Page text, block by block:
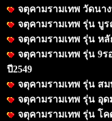
จตุคามรามเทพ วัดนาง
จตุคามรามเทพ รุ่น บูร
จตุคามรามเทพ รุ่น หลั
จตุคามรามเทพ รุ่น 9
ปี2549
จตุคามรามเทพ รุ่น สม
จตุคามรามเทพ รุ่น อุด
จตุคามรามเทพ รุ่น โค